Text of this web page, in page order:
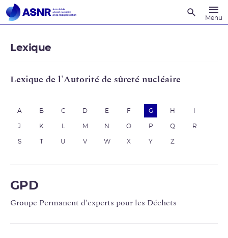
Menu
Lexique
Lexique de l'Autorité de sûreté nucléaire
A B C D E F G H
J K M N O P Q R
S U V W X Y Z
GPD
Groupe Permanent d'experts pour les Déchets